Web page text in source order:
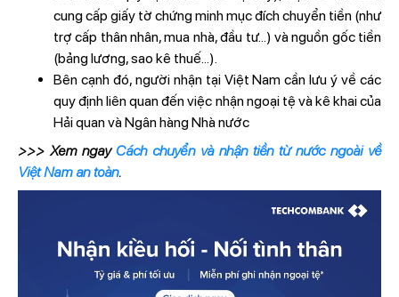
cung cấp giấy tờ chứng minh mục đích chuyển tiền (như
trợ cấp thân nhân, mua nhà, đầu tư...) và nguồn gốc tiền
(bảng lương, sao kê thuế...).
Bên cạnh đó, người nhận tại Việt Nam cần lưu ý về các
quy định liên quan đến việc nhận ngoại tệ và kê khai của
Hải quan và Ngân hàng Nhà nước
>>> Xem ngay Cách chuyển và nhận tiền từ nước ngoài về
Việt Nam an toàn.